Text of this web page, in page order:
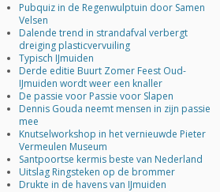
Pubquiz in de Regenwulptuin door Samen
Velsen
Dalende trend in strandafval verbergt
dreiging plasticvervuiling
Typisch IJmuiden
Derde editie Buurt Zomer Feest Oud-
IJmuiden wordt weer een knaller
De passie voor Passie voor Slapen
Dennis Gouda neemt mensen in zijn passie
mee
Knutselworkshop in het vernieuwde Pieter
Vermeulen Museum
Santpoortse kermis beste van Nederland
Uitslag Ringsteken op de brommer
Drukte in de havens van IJmuiden